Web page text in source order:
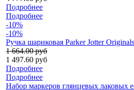
Подробнее
Подробнее
-10%
-10%
Ручка шариковая Parker Jotter
1 664.00 руб
1 497.60 руб
Подробнее
Подробнее
Набор маркеров глянцевых лаковых